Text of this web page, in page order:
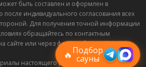
быть составлен и оформлен в
индивидуального согласования всех
Для получения точной информации
обращайтесь по контактным
сайте или через форму обратной связи.
настоящего раздела могут
🔥Подбор
сауны
Лучшие
спецпредложения
саун
Подписывайтесь в Telegram или MAX —
пришлём свежие скидки